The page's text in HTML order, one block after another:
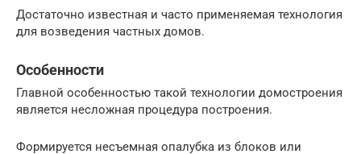
Достаточно известная и часто применяемая технология
для возведения частных домов.
Особенности
Главной особенностью такой технологии домостроения
является несложная процедура построения.
Формируется несъемная опалубка из блоков или